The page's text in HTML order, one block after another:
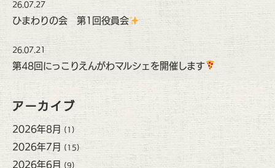
26.07.27
ひまわりの会 第1回役員会
26.07.21
第48回にっこりえんがわマルシェを開催します
アーカイブ
2026年8月 (1)
2026年7月 (15)
2026年6月 (9)